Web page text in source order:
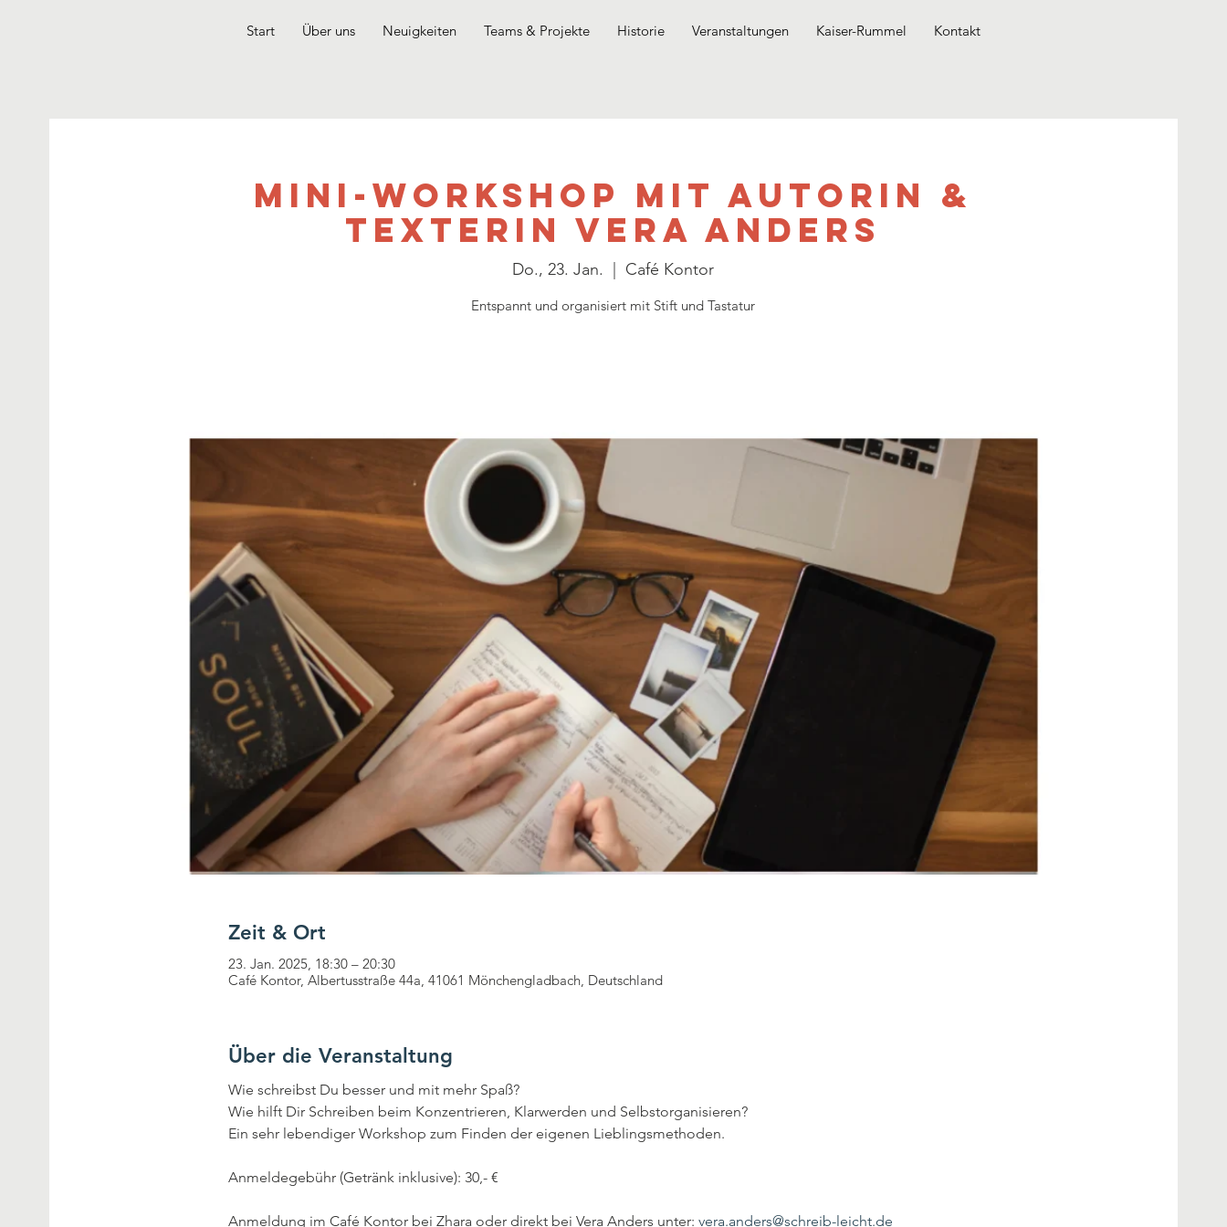
Start Über uns Neuigkeiten Teams & Projekte Historie Veranstaltungen Kaiser-Rummel Kontakt
Mini-Workshop mit Autorin &
Texterin Vera Anders
Do., 23. Jan. Café Kontor
Entspannt und organisiert mit Stift und Tastatur
Zeit & Ort
23. Jan. 2025, 18:30 – 20:30
Café Kontor, Albertusstraße 44a, 41061 Mönchengladbach, Deutschland
Über die Veranstaltung
Wie schreibst Du besser und mit mehr Spaß?
Wie hilft Dir Schreiben beim Konzentrieren, Klarwerden und Selbstorganisieren?
Ein sehr lebendiger Workshop zum Finden der eigenen Lieblingsmethoden.
Anmeldegebühr (Getränk inklusive): 30,- €
Anmeldung im Café Kontor bei Zhara oder direkt bei Vera Anders unter: vera.anders@schreib-leicht.de